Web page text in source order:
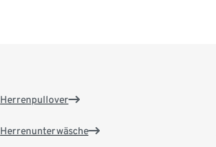
Herrenpullover
Herrenunterwäsche